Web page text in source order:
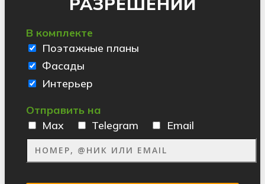
В комплекте
Поэтажные планы
Фасады
Интерьер
Отправить на
Max
Telegram Email